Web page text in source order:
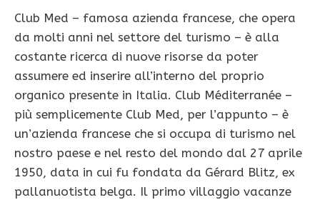
Club Med – famosa azienda francese, che opera
da molti anni nel settore del turismo – è alla
costante ricerca di nuove risorse da poter
assumere ed inserire all’interno del proprio
organico presente in Italia. Club Méditerranée –
più semplicemente Club Med, per l’appunto – è
un’azienda francese che si occupa di turismo nel
nostro paese e nel resto del mondo dal 27 aprile
1950, data in cui fu fondata da Gérard Blitz, ex
pallanuotista belga. Il primo villaggio vacanze